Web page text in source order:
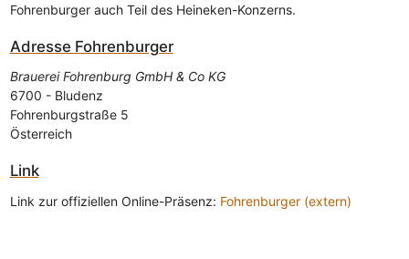
Fohrenburger auch Teil des Heineken-Konzerns.
Adresse Fohrenburger
Brauerei Fohrenburg GmbH & Co KG
6700 - Bludenz
Fohrenburgstraße 5
Österreich
Link
Link zur offiziellen Online-Präsenz: Fohrenburger (extern)